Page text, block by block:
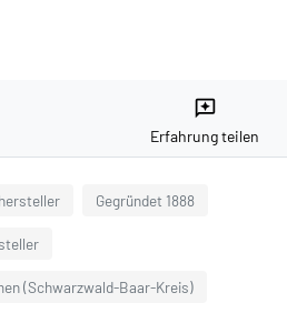
reviews
Erfahrung teilen
Gegründet 1888
(Schwarzwald-Baar-Kreis)